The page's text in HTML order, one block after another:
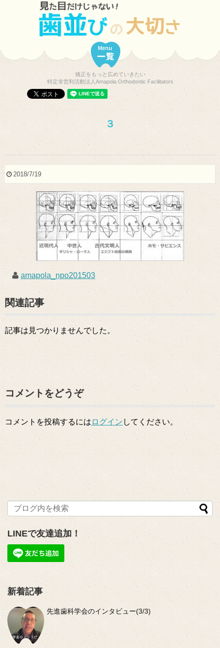
矯正をもっと広めていきたい
特定非営利活動法人Amapola Orthodontic Facilitators
３
2018/7/19
amapola_npo201503
関連記事
記事は見つかりませんでした。
コメントをどうぞ
コメントを投稿するには ログイン してください。
LINEで友達追加！
新着記事
先進歯科学会のインタビュー(3/3)